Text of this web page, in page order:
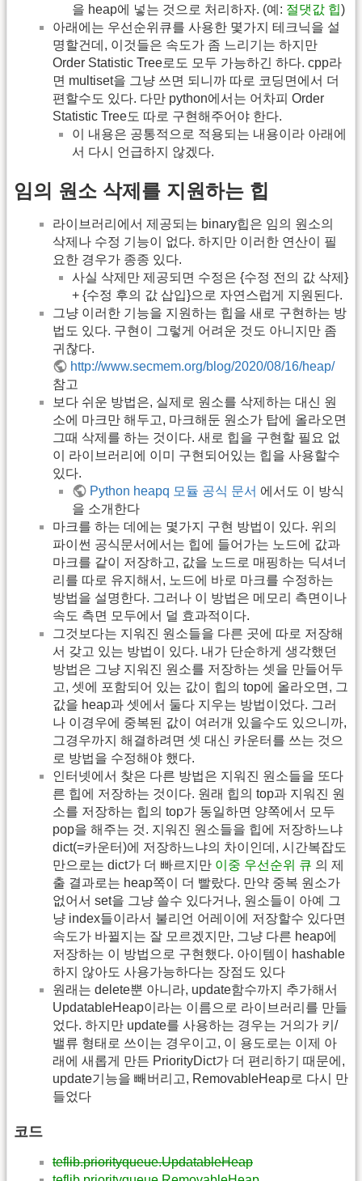
을 heap에 넣는 것으로 처리하자. (예: 절댓값 힙)
아래에는 우선순위큐를 사용한 몇가지 테크닉을 설
명할건데, 이것들은 속도가 좀 느리기는 하지만
Order Statistic Tree로도 모두 가능하긴 하다. cpp라
면 multiset을 그냥 쓰면 되니까 따로 코딩면에서 더
편할수도 있다. 다만 python에서는 어차피 Order
Statistic Tree도 따로 구현해주어야 한다.
이 내용은 공통적으로 적용되는 내용이라 아래에
서 다시 언급하지 않겠다.
임의 원소 삭제를 지원하는 힙
라이브러리에서 제공되는 binary힙은 임의 원소의
삭제나 수정 기능이 없다. 하지만 이러한 연산이 필
요한 경우가 종종 있다.
사실 삭제만 제공되면 수정은 {수정 전의 값 삭제}
+ {수정 후의 값 삽입}으로 자연스럽게 지원된다.
그냥 이러한 기능을 지원하는 힙을 새로 구현하는 방
법도 있다. 구현이 그렇게 어려운 것도 아니지만 좀
귀찮다.
http://www.secmem.org/blog/2020/08/16/heap/
참고
보다 쉬운 방법은, 실제로 원소를 삭제하는 대신 원
소에 마크만 해두고, 마크해둔 원소가 탑에 올라오면
그때 삭제를 하는 것이다. 새로 힙을 구현할 필요 없
이 라이브러리에 이미 구현되어있는 힙을 사용할수
있다.
Python heapq 모듈 공식 문서 에서도 이 방식
을 소개한다
마크를 하는 데에는 몇가지 구현 방법이 있다. 위의
파이썬 공식문서에서는 힙에 들어가는 노드에 값과
마크를 같이 저장하고, 값을 노드로 매핑하는 딕셔너
리를 따로 유지해서, 노드에 바로 마크를 수정하는
방법을 설명한다. 그러나 이 방법은 메모리 측면이나
속도 측면 모두에서 덜 효과적이다.
그것보다는 지워진 원소들을 다른 곳에 따로 저장해
서 갖고 있는 방법이 있다. 내가 단순하게 생각했던
방법은 그냥 지워진 원소를 저장하는 셋을 만들어두
고, 셋에 포함되어 있는 값이 힙의 top에 올라오면, 그
값을 heap과 셋에서 둘다 지우는 방법이었다. 그러
나 이경우에 중복된 값이 여러개 있을수도 있으니까,
그경우까지 해결하려면 셋 대신 카운터를 쓰는 것으
로 방법을 수정해야 했다.
인터넷에서 찾은 다른 방법은 지워진 원소들을 또다
른 힙에 저장하는 것이다. 원래 힙의 top과 지워진 원
소를 저장하는 힙의 top가 동일하면 양쪽에서 모두
pop을 해주는 것. 지워진 원소들을 힙에 저장하느냐
dict(=카운터)에 저장하느냐의 차이인데, 시간복잡도
만으로는 dict가 더 빠르지만 이중 우선순위 큐 의 제
출 결과로는 heap쪽이 더 빨랐다. 만약 중복 원소가
없어서 set을 그냥 쓸수 있다거나, 원소들이 아예 그
냥 index들이라서 불리언 어레이에 저장할수 있다면
속도가 바뀔지는 잘 모르겠지만, 그냥 다른 heap에
저장하는 이 방법으로 구현했다. 아이템이 hashable
하지 않아도 사용가능하다는 장점도 있다
원래는 delete뿐 아니라, update함수까지 추가해서
UpdatableHeap이라는 이름으로 라이브러리를 만들
었다. 하지만 update를 사용하는 경우는 거의가 키/
밸류 형태로 쓰이는 경우이고, 이 용도로는 이제 아
래에 새롭게 만든 PriorityDict가 더 편리하기 때문에,
update기능을 빼버리고, RemovableHeap로 다시 만
들었다
코드
teflib.priorityqueue.UpdatableHeap